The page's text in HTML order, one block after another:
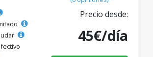
Precio desde:
45€/día